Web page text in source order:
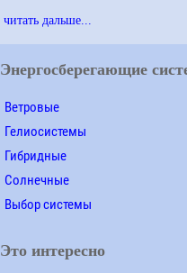
читать дальше...
Энергосберегающие
Ветровые
Гелиосистемы
Гибридные
Солнечные
Выбор системы
Это интересно